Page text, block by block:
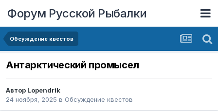
Форум Русской Рыбалки
Обсуждение квестов
Антарктический промысел
Автор Lopendrik
24 ноября, 2025 в Обсуждение квестов